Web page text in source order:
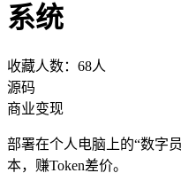
系统
收藏人数： 68人
源码
商业变现
部署在个人电脑上的“数字
本，赚Token差价。